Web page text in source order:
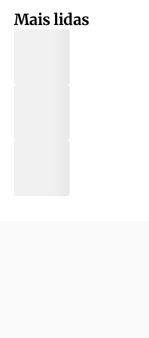
Mais lidas